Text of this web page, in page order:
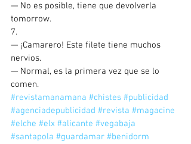
— No es posible, tiene que devolverla
tomorrow.
7.
— ¡Camarero! Este filete tiene muchos
nervios.
— Normal, es la primera vez que se lo
comen.
#revistamanamana #chistes #publicidad
#agenciadepublicidad #revista #magacine
#elche #elx #alicante #vegabaja
#santapola #guardamar #benidorm